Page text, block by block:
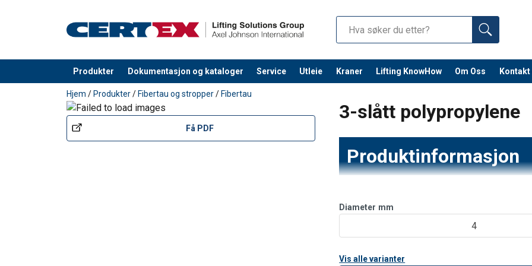
Produkter Dokumentasjon og kataloger Service Utleie Kraner Lifting KnowHow Om Oss Kontakt
Produkt lagt i din handlekurv Fortsett
Hjem / Produkter/ Fibertau og stropper/ Fibertau
3-slått polypropylene
Få PDF
Produktinformasjon
seg praktisk talt til alle bruksområder.
og alkalier. Fiberet absorberer ikke fukt og er
Diameter mm
4
Vis alle varianter